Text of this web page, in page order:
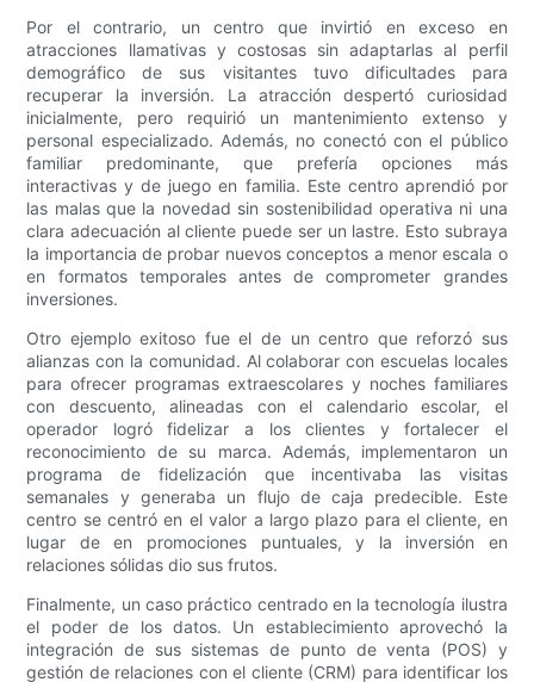
Por el contrario, un centro que invirtió en exceso en
atracciones llamativas y costosas sin adaptarlas al perfil
demográfico de sus visitantes tuvo dificultades para
recuperar la inversión. La atracción despertó curiosidad
inicialmente, pero requirió un mantenimiento extenso y
personal especializado. Además, no conectó con el público
familiar predominante, que prefería opciones más
interactivas y de juego en familia. Este centro aprendió por
las malas que la novedad sin sostenibilidad operativa ni una
clara adecuación al cliente puede ser un lastre. Esto subraya
la importancia de probar nuevos conceptos a menor escala o
en formatos temporales antes de comprometer grandes
inversiones.
Otro ejemplo exitoso fue el de un centro que reforzó sus
alianzas con la comunidad. Al colaborar con escuelas locales
para ofrecer programas extraescolares y noches familiares
con descuento, alineadas con el calendario escolar, el
operador logró fidelizar a los clientes y fortalecer el
reconocimiento de su marca. Además, implementaron un
programa de fidelización que incentivaba las visitas
semanales y generaba un flujo de caja predecible. Este
centro se centró en el valor a largo plazo para el cliente, en
lugar de en promociones puntuales, y la inversión en
relaciones sólidas dio sus frutos.
Finalmente, un caso práctico centrado en la tecnología ilustra
el poder de los datos. Un establecimiento aprovechó la
integración de sus sistemas de punto de venta (POS) y
gestión de relaciones con el cliente (CRM) para identificar los